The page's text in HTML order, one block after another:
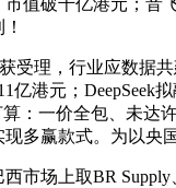
值破千亿港元；音
理，行业应数据共
亿港元；DeepSeek
算：一价全包、未
多赢款式。为以央
场上取BR Supply